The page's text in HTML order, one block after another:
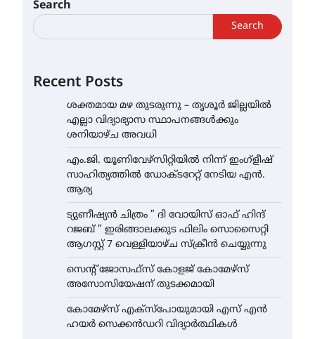
Search
Search
Recent Posts
ശക്തമായ മഴ തുടരുന്നു – തൃശൂർ ജില്ലയിൽ
എല്ലാ വിദ്യാഭ്യാസ സ്ഥാപനങ്ങൾക്കും
ശനിയാഴ്ച അവധി
എം.ജി. യൂണിവേഴ്‌സിറ്റിയിൽ നിന്ന് ഇംഗ്ളീഷ്
സാഹിത്യത്തിൽ ഡോക്ടറേറ്റ് നേടിയ എൻ.
ആര്യ
ട്യുണീഷ്യൻ ചിത്രം ” ദി വോയിസ് ഓഫ് ഹിന്ദ്
റജബ് ” ഇരിങ്ങാലക്കുട ഫിലിം സൊസൈറ്റി
ആഗസ്റ്റ് 7 വെള്ളിയാഴ്ച സ്‌ക്രീൻ ചെയ്യുന്നു
സെന്റ് ജോസഫ്സ് കോളജ് കോമേഴ്‌സ്
അസോസിയേഷന് തുടക്കമായി
കോമേഴ്സ് എക്സ്പോയുമായി എസ് എൻ
ഹയർ സെക്കൻഡറി വിദ്യാർത്ഥികൾ